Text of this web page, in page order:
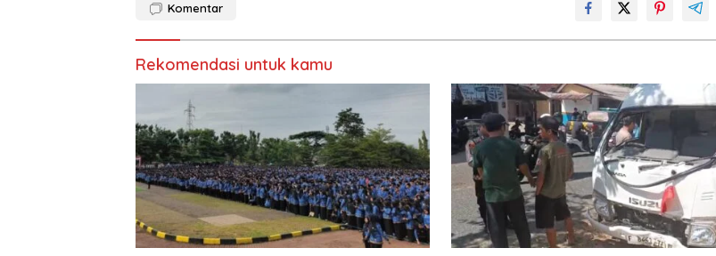
Komentar
Rekomendasi untuk kamu